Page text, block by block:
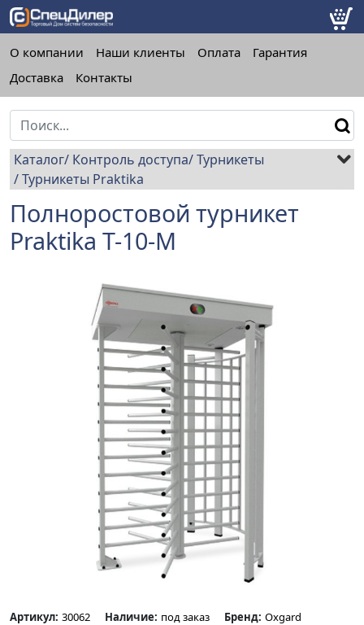
О компании Наши клиенты Оплата
Гарантия
Доставка
Контакты
Каталог Контроль доступа Турникеты
Турникеты Praktika
Полноростовой турникет
Praktika T-10-М
Артикул: 30062 Наличие: под заказ Бренд: Oxgard